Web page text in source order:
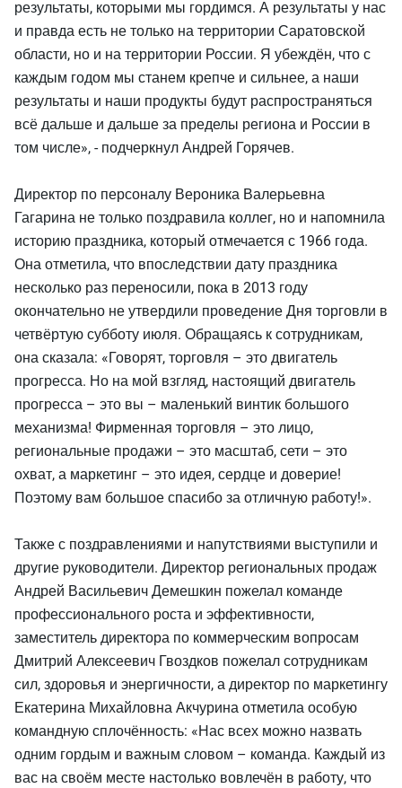
результаты, которыми мы гордимся. А результаты у нас
и правда есть не только на территории Саратовской
области, но и на территории России. Я убеждён, что с
каждым годом мы станем крепче и сильнее, а наши
результаты и наши продукты будут распространяться
всё дальше и дальше за пределы региона и России в
том числе», - подчеркнул Андрей Горячев.
Директор по персоналу Вероника Валерьевна
Гагарина не только поздравила коллег, но и напомнила
историю праздника, который отмечается с 1966 года.
Она отметила, что впоследствии дату праздника
несколько раз переносили, пока в 2013 году
окончательно не утвердили проведение Дня торговли в
четвёртую субботу июля. Обращаясь к сотрудникам,
она сказала: «Говорят, торговля – это двигатель
прогресса. Но на мой взгляд, настоящий двигатель
прогресса – это вы – маленький винтик большого
механизма! Фирменная торговля – это лицо,
региональные продажи – это масштаб, сети – это
охват, а маркетинг – это идея, сердце и доверие!
Поэтому вам большое спасибо за отличную работу!».
Также с поздравлениями и напутствиями выступили и
другие руководители. Директор региональных продаж
Андрей Васильевич Демешкин пожелал команде
профессионального роста и эффективности,
заместитель директора по коммерческим вопросам
Дмитрий Алексеевич Гвоздков пожелал сотрудникам
сил, здоровья и энергичности, а директор по маркетингу
Екатерина Михайловна Акчурина отметила особую
командную сплочённость: «Нас всех можно назвать
одним гордым и важным словом – команда. Каждый из
вас на своём месте настолько вовлечён в работу, что